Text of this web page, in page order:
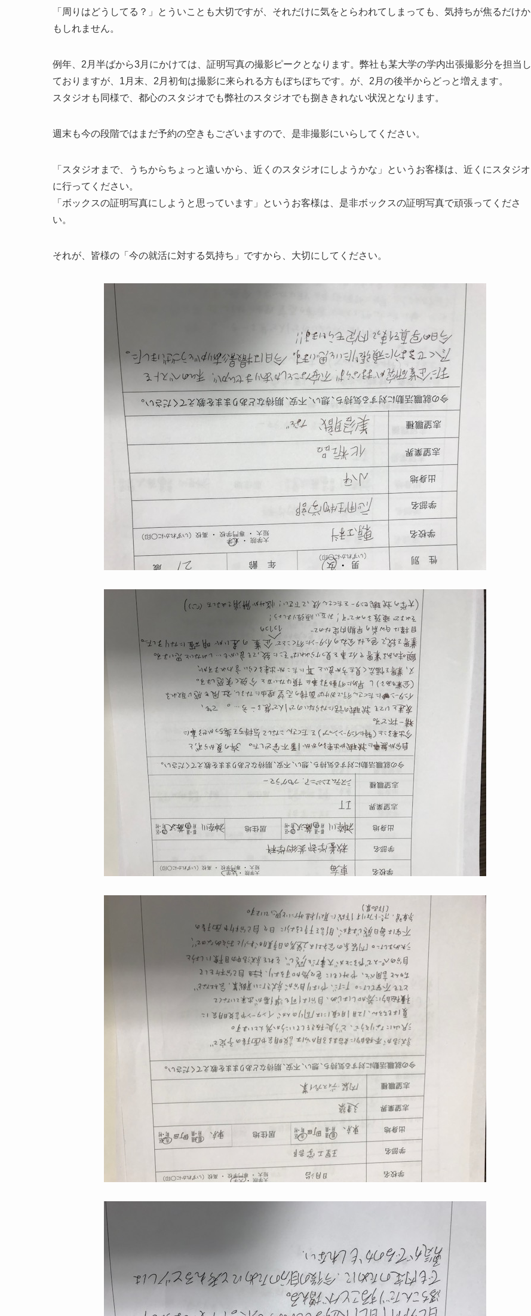
「周りはどうしてる？」とういことも大切ですが、それだけに気をとらわれてしまっても、気持ちが焦るだけか
もしれません。
例年、2月半ばから3月にかけては、証明写真の撮影ピークとなります。弊社も某大学の学内出張撮影分を担当し
ておりますが、1月末、2月初旬は撮影に来られる方もぼちぼちです。が、2月の後半からどっと増えます。
スタジオも同様で、都心のスタジオでも弊社のスタジオでも捌ききれない状況となります。
週末も今の段階ではまだ予約の空きもございますので、是非撮影にいらしてください。
「スタジオまで、うちからちょっと遠いから、近くのスタジオにしようかな」というお客様は、近くにスタジオ
に行ってください。
「ボックスの証明写真にしようと思っています」というお客様は、是非ボックスの証明写真で頑張ってくださ
い。
それが、皆様の「今の就活に対する気持ち」ですから、大切にしてください。